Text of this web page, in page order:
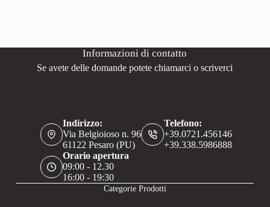
Informazioni di contatto
Se avete delle domande potete chiamarci o scriverci
Indirizzo:
Via Belgioioso n. 96
61122 Pesaro (PU)
Telefono:
+39.0721.456146
+39.338.5986888
Orario apertura
09:00 - 12.30
16:00 - 19:30
Categorie Prodotti